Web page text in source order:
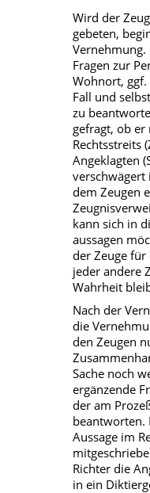
Wird der
gebeten,
Fragen zur
Wohnort,
Fall und
zu
gefragt, ob er
Rechtsstreits
Angeklagten
verschwägert
dem Zeugen
kann sich in
aussagen
der Zeuge für
jeder andere
Wahrheit
Nach der
die
den Zeugen
Sache noch
ergänzende
der am
beantworten.
Aussage im
Richter die
in ein